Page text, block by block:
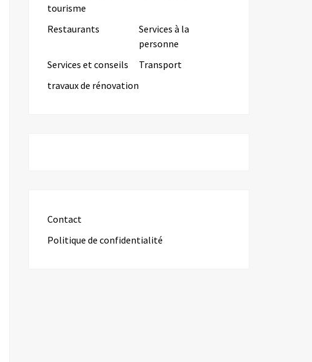
tourisme
Restaurants
Services à la
personne
Services et conseils
Transport
travaux de rénovation
Contact
Politique de confidentialité